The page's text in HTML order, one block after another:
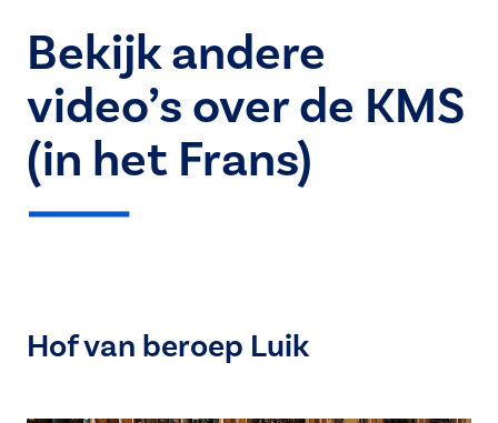
Bekijk andere
video’s over de KMS
(in het Frans)
Hof van beroep Luik